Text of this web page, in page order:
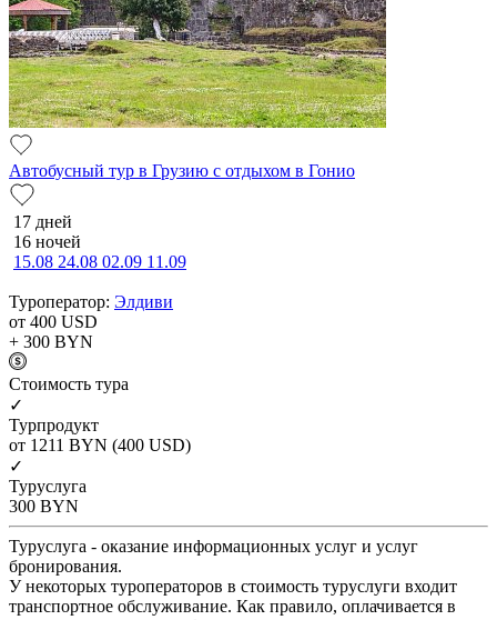
Автобусный тур в Грузию с отдыхом в Гонио
17 дней
16 ночей
15.08 24.08 02.09 11.09
Туроператор: Элдиви
от 400 USD
+ 300 BYN
Cтоимость тура
✓
Турпродукт
от 1211 BYN (400 USD)
✓
Туруслуга
300 BYN
Туруслуга - оказание информационных услуг и услуг
бронирования.
У некоторых туроператоров в стоимость туруслуги входит
транспортное обслуживание. Как правило, оплачивается в